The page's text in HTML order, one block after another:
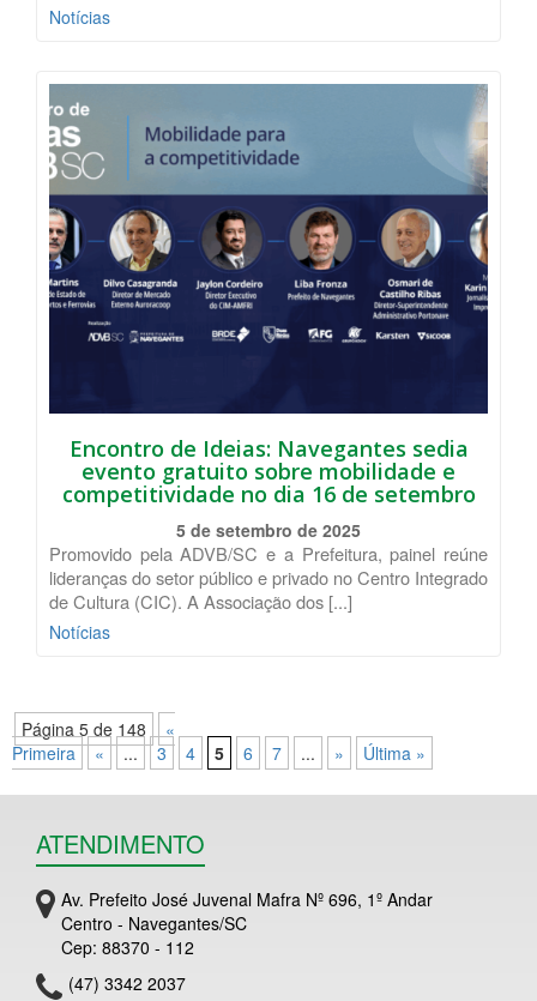
Notícias
Encontro de Ideias: Navegantes sedia
evento gratuito sobre mobilidade e
competitividade no dia 16 de setembro
5 de setembro de 2025
Promovido pela ADVB/SC e a Prefeitura, painel reúne
lideranças do setor público e privado no Centro Integrado
de Cultura (CIC). A Associação dos [...]
Notícias
Página 5 de 148
«
Primeira
« ... 3 4 5 6 7 ... » Última »
ATENDIMENTO
Av. Prefeito José Juvenal Mafra Nº 696, 1º Andar
Centro - Navegantes/SC
Cep: 88370 - 112
(47) 3342 2037